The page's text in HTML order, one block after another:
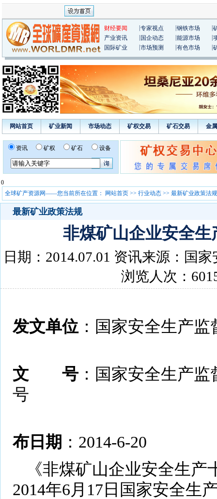
财经要闻 专家视点 钢铁市场
产业资讯
国企动态 能源市场
国际矿业
市场预测 有色市场
网站首页 矿业新闻 市场动态 矿权交易 矿石交易 金
资讯 矿权 矿石 设备
0
全球矿产资源网——您当前所在位置：
网站首页 >> 行业动态 >> 最新矿业政策法规
最新矿业政策法规
非煤矿山企业安全生
日期：2014.07.01 资讯来源：国
浏览人次：
发文单位 ：国家安全生产
文 号 ：国家安全生产
号
布日期 ：2014-6-20
《非煤矿山企业安全生产
2014年6月17日国家安全生